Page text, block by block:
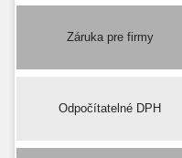
Záruka pre firmy
Odpočítatelné DPH